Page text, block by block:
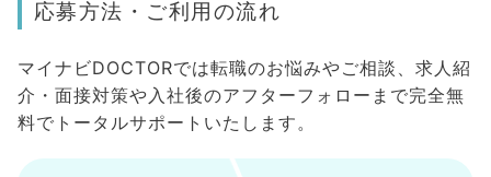
応募方法・ご利用の流れ
マイナビDOCTORでは転職のお悩みやご相談、求人紹
介・面接対策や入社後のアフターフォローまで完全無
料でトータルサポートいたします。